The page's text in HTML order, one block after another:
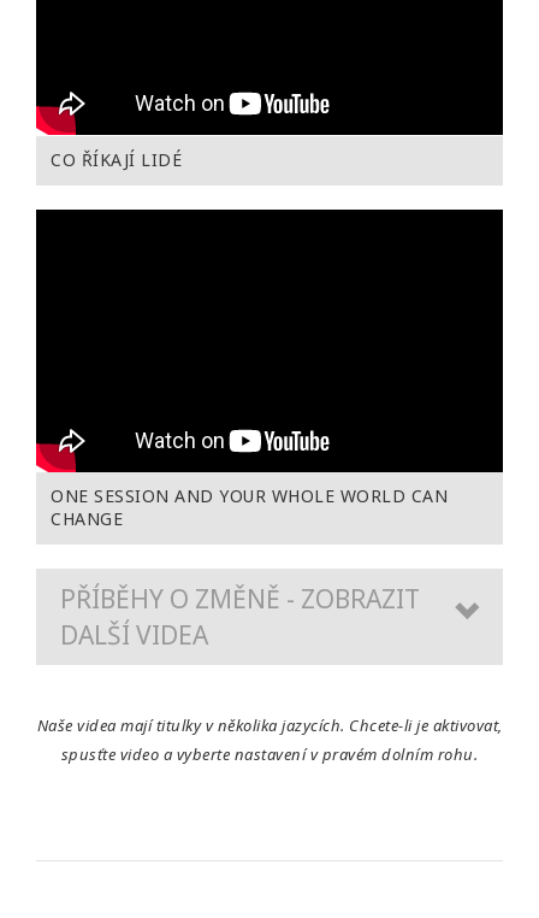
CO ŘÍKAJÍ LIDÉ
ONE SESSION AND YOUR WHOLE WORLD CAN
CHANGE
PŘÍBĚHY O ZMĚNĚ - ZOBRAZIT
DALŠÍ VIDEA
Naše videa mají titulky v několika jazycích. Chcete-li je aktivovat,
spusťte video a vyberte nastavení v pravém dolním rohu.